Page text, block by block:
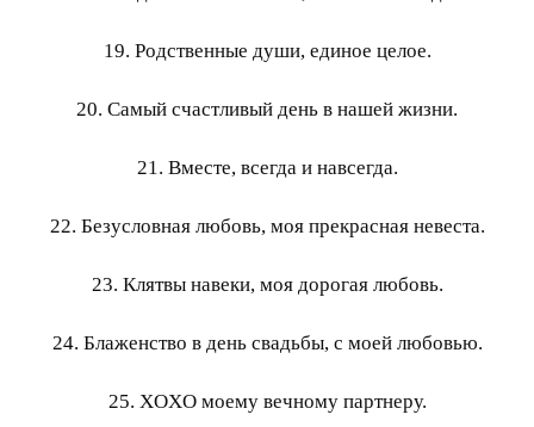
19. Родственные души, единое целое.
20. Самый счастливый день в нашей жизни.
21. Вместе, всегда и навсегда.
22. Безусловная любовь, моя прекрасная невеста.
23. Клятвы навеки, моя дорогая любовь.
24. Блаженство в день свадьбы, с моей любовью.
25. XOXO моему вечному партнеру.